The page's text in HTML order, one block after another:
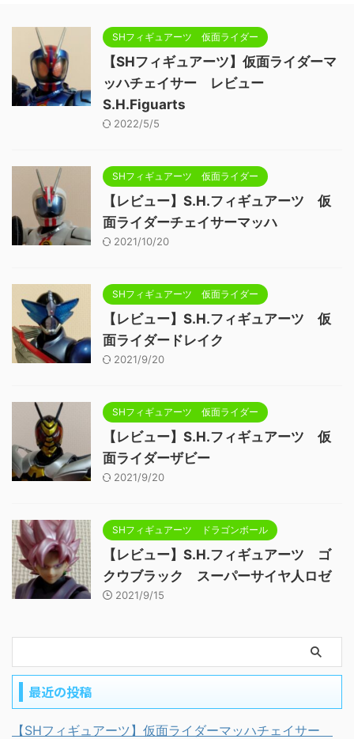
SHフィギュアーツ 仮面ライダー
【SHフィギュアーツ】仮面ライダーマ
ッハチェイサー レビュー
S.H.Figuarts
2022/5/5
SHフィギュアーツ 仮面ライダー
【レビュー】S.H.フィギュアーツ 仮
面ライダーチェイサーマッハ
2021/10/20
SHフィギュアーツ 仮面ライダー
【レビュー】S.H.フィギュアーツ 仮
面ライダードレイク
2021/9/20
SHフィギュアーツ 仮面ライダー
【レビュー】S.H.フィギュアーツ 仮
面ライダーザビー
2021/9/20
SHフィギュアーツ ドラゴンボール
【レビュー】S.H.フィギュアーツ ゴ
クウブラック スーパーサイヤ人ロゼ
2021/9/15
最近の投稿
【SHフィギュアーツ】仮面ライダーマッハチェイサー